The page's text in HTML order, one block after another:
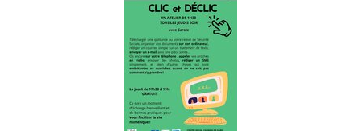
Face au handicap
Face au deuil
Sortir en famille
Vie de couple